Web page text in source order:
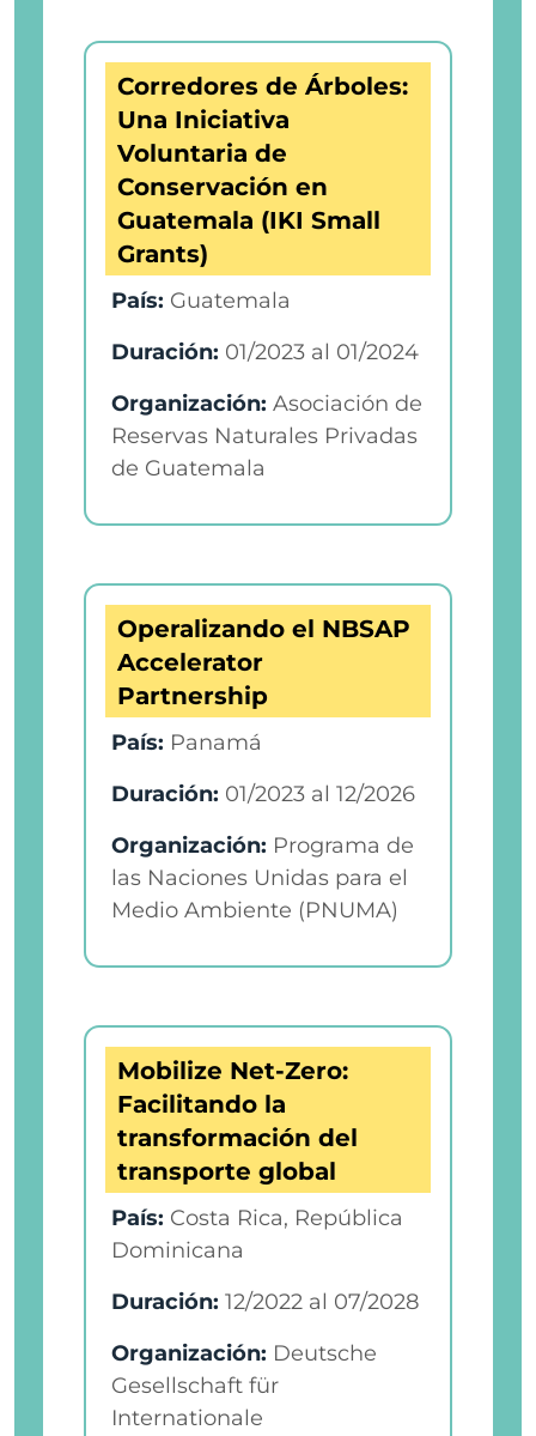
Corredores de Árboles:
Una Iniciativa
Voluntaria de
Conservación en
Guatemala (IKI Small
Grants)
País: Guatemala
Duración: 01/2023 al 01/2024
Organización: Asociación de
Reservas Naturales Privadas
de Guatemala
Operalizando el NBSAP
Accelerator
Partnership
País: Panamá
Duración: 01/2023 al 12/2026
Organización: Programa de
las Naciones Unidas para el
Medio Ambiente (PNUMA)
Mobilize Net-Zero:
Facilitando la
transformación del
transporte global
País: Costa Rica, República
Dominicana
Duración: 12/2022 al 07/2028
Organización: Deutsche
Gesellschaft für
Internationale